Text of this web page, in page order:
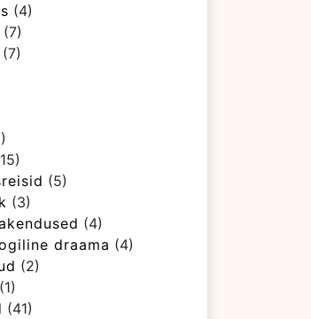
(4)
(7)
(7)
(5)
(3)
(4)
draama (4)
(2)
(1)
(41)